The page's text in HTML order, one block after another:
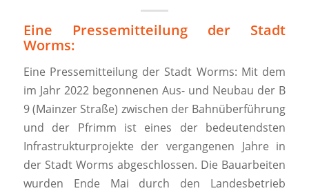
Eine Pressemitteilung der Stadt
Worms:
Eine Pressemitteilung der Stadt Worms: Mit dem
im Jahr 2022 begonnenen Aus- und Neubau der B
9 (Mainzer Straße) zwischen der Bahnüberführung
und der Pfrimm ist eines der bedeutendsten
Infrastrukturprojekte der vergangenen Jahre in
der Stadt Worms abgeschlossen. Die Bauarbeiten
wurden Ende Mai durch den Landesbetrieb